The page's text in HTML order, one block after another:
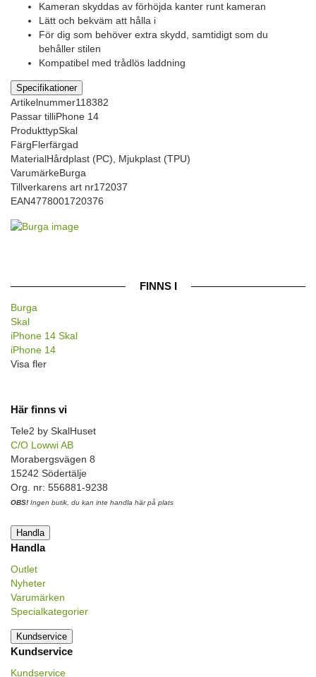
Kameran skyddas av förhöjda kanter runt kameran
Lätt och bekväm att hålla i
För dig som behöver extra skydd, samtidigt som du
behåller stilen
Kompatibel med trådlös laddning
Specifikationer
Artikelnummer118382
Passar tilliPhone 14
ProdukttypSkal
FärgFlerfärgad
MaterialHårdplast (PC), Mjukplast (TPU)
VarumärkeBurga
Tillverkarens art nr172037
EAN4778001720376
FINNS I
Burga
Skal
iPhone 14 Skal
iPhone 14
Visa fler
Här finns vi
Tele2 by SkalHuset
C/O Lowwi AB
Morabergsvägen 8
15242 Södertälje
Org. nr: 556881-9238
OBS! Ingen butik, du kan inte handla här på plats
Handla
Handla
Outlet
Nyheter
Varumärken
Specialkategorier
Kundservice
Kundservice
Kundservice